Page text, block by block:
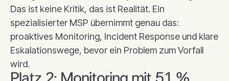
Das ist keine Kritik, das ist Realität. Ein
spezialisierter MSP übernimmt genau das:
proaktives Monitoring, Incident Response und klare
Eskalationswege, bevor ein Problem zum Vorfall
wird.